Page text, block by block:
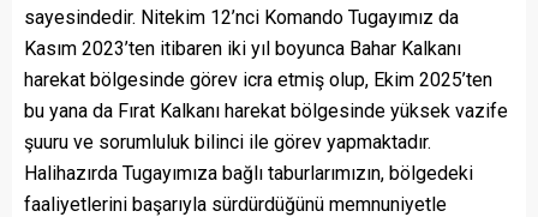
sayesindedir. Nitekim 12’nci Komando Tugayımız da
Kasım 2023’ten itibaren iki yıl boyunca Bahar Kalkanı
harekat bölgesinde görev icra etmiş olup, Ekim 2025’ten
bu yana da Fırat Kalkanı harekat bölgesinde yüksek vazife
şuuru ve sorumluluk bilinci ile görev yapmaktadır.
Halihazırda Tugayımıza bağlı taburlarımızın, bölgedeki
faaliyetlerini başarıyla sürdürdüğünü memnuniyetle